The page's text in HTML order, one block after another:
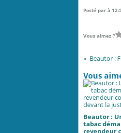
Posté par à
Vous aimez ?
Vous
Beautor :
tabac
revendeur